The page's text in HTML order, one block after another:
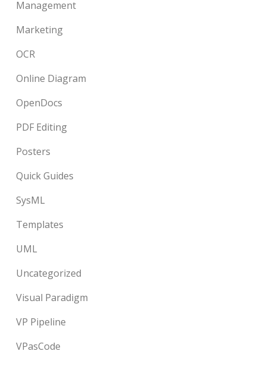
Management
Marketing
OCR
Online Diagram
OpenDocs
PDF Editing
Posters
Quick Guides
SysML
Templates
UML
Uncategorized
Visual Paradigm
VP Pipeline
VPasCode